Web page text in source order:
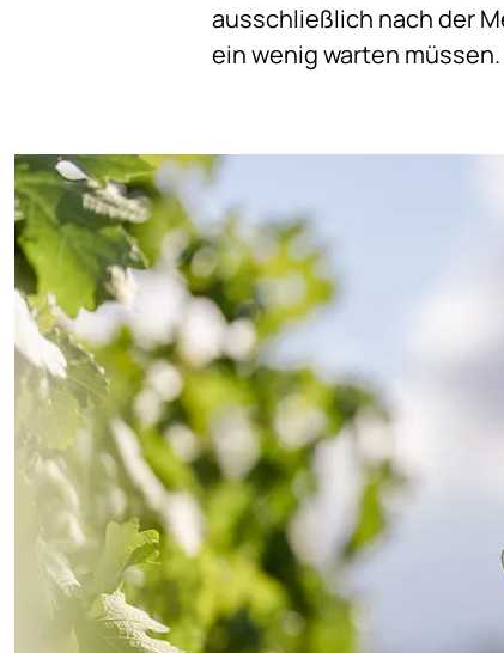
ausschließlich nach der
ein wenig warten müssen.